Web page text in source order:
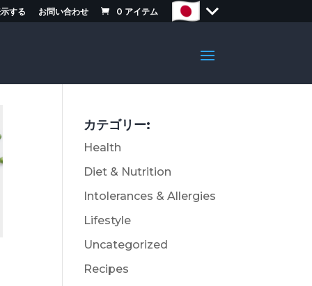
する お問い合わせ 0 アイテム
カテゴリー:
Health
Diet & Nutrition
Intolerances & Allergies
Lifestyle
Uncategorized
Recipes